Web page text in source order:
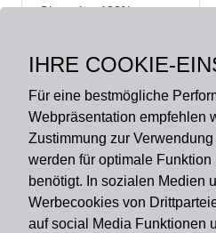
IHRE COOKIE-
Für eine bestmögliche
Webpräsentation empfehlen
Zustimmung zur
werden für optimale Funktion
benötigt. In sozialen Medien
Werbecookies von
auf social Media Funktionen
Oberseite: 100%
rutschfest
Zahlungsart